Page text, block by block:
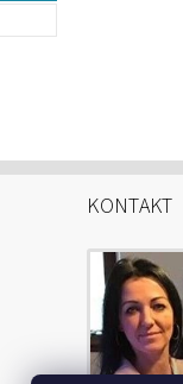
KONTAKT